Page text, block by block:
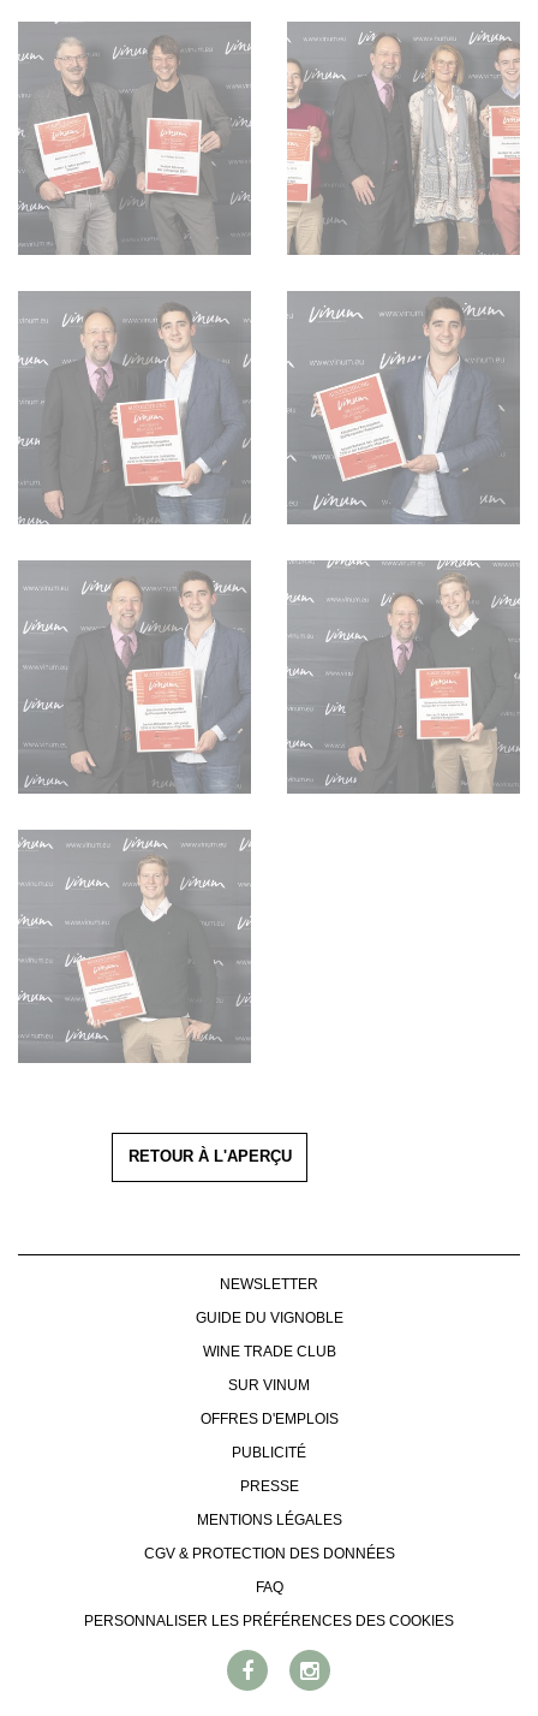
RETOUR À L'APERÇU
NEWSLETTER
GUIDE DU VIGNOBLE
WINE TRADE CLUB
SUR VINUM
OFFRES D'EMPLOIS
PUBLICITÉ
PRESSE
MENTIONS LÉGALES
CGV & PROTECTION DES DONNÉES
FAQ
PERSONNALISER LES PRÉFÉRENCES DES COOKIES